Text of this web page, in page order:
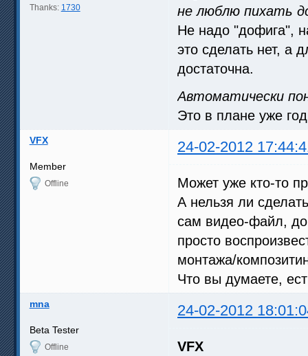
Thanks: 1730
не люблю пихать
Не надо "дофига",
это сделать нет, а
достаточна.
Автоматически
Это в плане уже
VFX 24-02-2012
Member
Offline
Может уже кто-то
А нельзя ли
сам видео-файл,
просто
монтажа/
Что вы думаете,
mna 24-02-2012
Beta Tester
Offline
VFX